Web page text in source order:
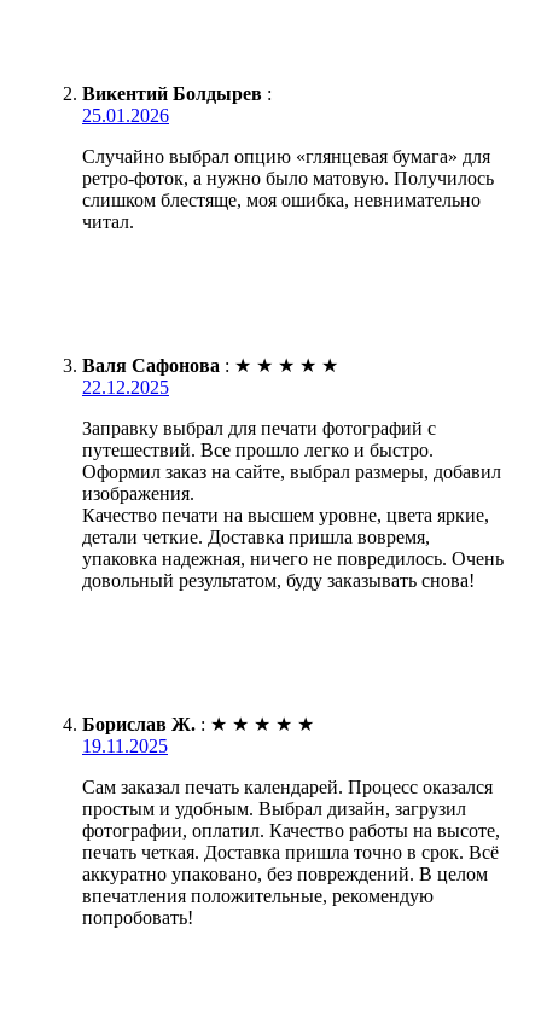
Викентий Болдырев :
25.01.2026
Случайно выбрал опцию «глянцевая бумага» для
ретро-фоток, а нужно было матовую. Получилось
слишком блестяще, моя ошибка, невнимательно
читал.
Валя Сафонова : ★ ★ ★ ★ ★
22.12.2025
Заправку выбрал для печати фотографий с
путешествий. Все прошло легко и быстро.
Оформил заказ на сайте, выбрал размеры, добавил
изображения.
Качество печати на высшем уровне, цвета яркие,
детали четкие. Доставка пришла вовремя,
упаковка надежная, ничего не повредилось. Очень
довольный результатом, буду заказывать снова!
Борислав Ж. : ★ ★ ★ ★ ★
19.11.2025
Сам заказал печать календарей. Процесс оказался
простым и удобным. Выбрал дизайн, загрузил
фотографии, оплатил. Качество работы на высоте,
печать четкая. Доставка пришла точно в срок. Всё
аккуратно упаковано, без повреждений. В целом
впечатления положительные, рекомендую
попробовать!